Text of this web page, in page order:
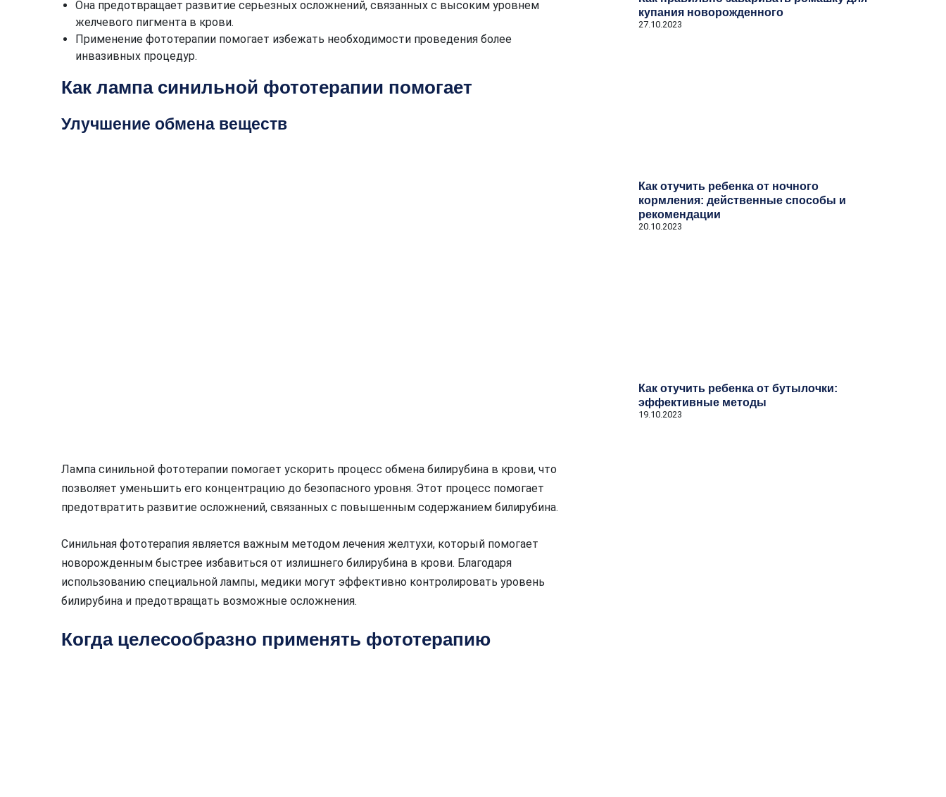
Она предотвращает развитие серьезных осложнений, связанных с высоким уровнем
желчевого пигмента в крови.
Применение фототерапии помогает избежать необходимости проведения более
инвазивных процедур.
Как лампа синильной фототерапии помогает
Улучшение обмена веществ
Лампа синильной фототерапии помогает ускорить процесс обмена билирубина в крови, что
позволяет уменьшить его концентрацию до безопасного уровня. Этот процесс помогает
предотвратить развитие осложнений, связанных с повышенным содержанием билирубина.
Синильная фототерапия является важным методом лечения желтухи, который помогает
новорожденным быстрее избавиться от излишнего билирубина в крови. Благодаря
использованию специальной лампы, медики могут эффективно контролировать уровень
билирубина и предотвращать возможные осложнения.
Когда целесообразно применять фототерапию
купания новорожденного
27.10.2023
Как отучить ребенка от ночного
кормления: действенные способы и
рекомендации
20.10.2023
Как отучить ребенка от бутылочки:
эффективные методы
19.10.2023